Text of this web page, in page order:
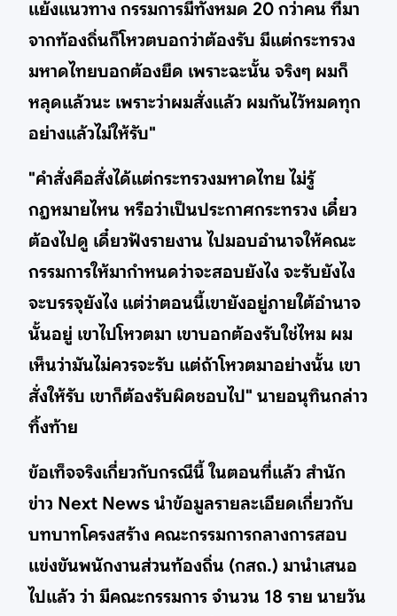
แย้งแนวทาง กรรมการมีทั้งหมด 20 กว่าคน ที่มา
จากท้องถิ่นก็โหวตบอกว่าต้องรับ มีแต่กระทรวง
มหาดไทยบอกต้องยืด เพราะฉะนั้น จริงๆ ผมก็
หลุดแล้วนะ เพราะว่าผมสั่งแล้ว ผมกันไว้หมดทุก
อย่างแล้วไม่ให้รับ"
"คำสั่งคือสั่งได้แต่กระทรวงมหาดไทย ไม่รู้
กฎหมายไหน หรือว่าเป็นประกาศกระทรวง เดี๋ยว
ต้องไปดู เดี๋ยวฟังรายงาน ไปมอบอำนาจให้คณะ
กรรมการให้มากำหนดว่าจะสอบยังไง จะรับยังไง
จะบรรจุยังไง แต่ว่าตอนนี้เขายังอยู่ภายใต้อำนาจ
นั้นอยู่ เขาไปโหวตมา เขาบอกต้องรับใช่ไหม ผม
เห็นว่ามันไม่ควรจะรับ แต่ถ้าโหวตมาอย่างนั้น เขา
สั่งให้รับ เขาก็ต้องรับผิดชอบไป" นายอนุทินกล่าว
ทิ้งท้าย
ข้อเท็จจริงเกี่ยวกับกรณีนี้ ในตอนที่แล้ว สำนัก
ข่าว Next News นำข้อมูลรายละเอียดเกี่ยวกับ
บทบาทโครงสร้าง คณะกรรมการกลางการสอบ
แข่งขันพนักงานส่วนท้องถิ่น (กสถ.) มานำเสนอ
ไปแล้ว ว่า มีคณะกรรมการ จำนวน 18 ราย นายวัน